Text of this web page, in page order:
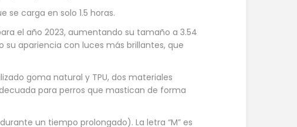
carga en solo 1.5 horas.
el año 2023, aumentando su tamaño a 3.54
su apariencia con luces más brillantes, que
goma natural y TPU, dos materiales
para perros que mastican de forma
un tiempo prolongado). La letra “M” es